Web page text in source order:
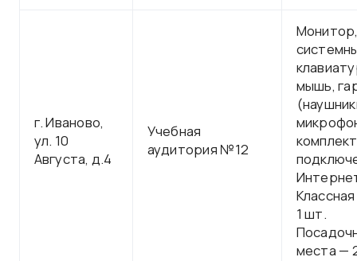
г. Иваново,
ул. 10
Августа, д.4
Учебная
аудитория №12
мышь,
1 шт.
места —